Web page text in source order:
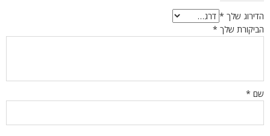
הדירוג שלך *
הביקורת שלך *
שם *